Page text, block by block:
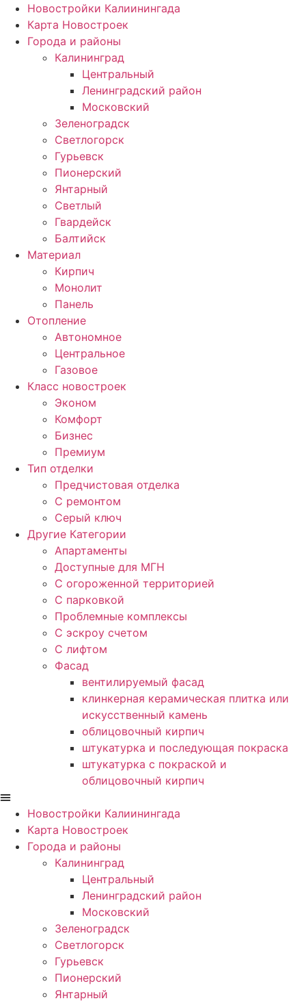
Новостройки Калиинингада
Карта Новостроек
Города и районы
Калининград
Центральный
Ленинградский район
Московский
Зеленоградск
Светлогорск
Гурьевск
Пионерский
Янтарный
Светлый
Гвардейск
Балтийск
Материал
Кирпич
Монолит
Панель
Отопление
Автономное
Центральное
Газовое
Класс новостроек
Эконом
Комфорт
Бизнес
Премиум
Тип отделки
Предчистовая отделка
С ремонтом
Серый ключ
Другие Категории
Апартаменты
Доступные для МГН
С огороженной территорией
С парковкой
Проблемные комплексы
С эскроу счетом
С лифтом
Фасад
вентилируемый фасад
клинкерная керамическая плитка или
искусственный камень
облицовочный кирпич
штукатурка и последующая покраска
штукатурка с покраской и
облицовочный кирпич
Новостройки Калиинингада
Карта Новостроек
Города и районы
Калининград
Центральный
Ленинградский район
Московский
Зеленоградск
Светлогорск
Гурьевск
Пионерский
Янтарный